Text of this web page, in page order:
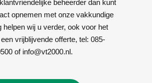
beheerder dan kunt
opnemen met onze vakkundige
helpen wij u verder, ook voor het
vrijblijvende offerte, tel: 085-
of info@vt2000.nl.